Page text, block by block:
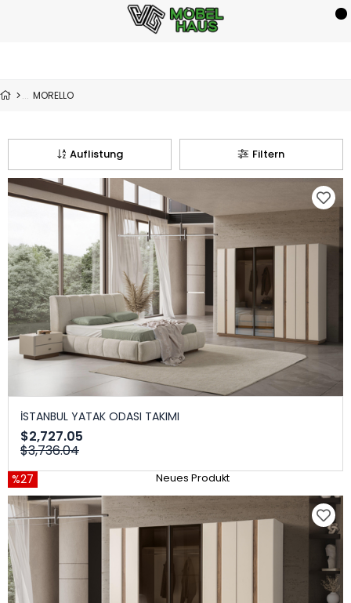
MORELLO
Filtern
Auflistung
İSTANBUL YATAK ODASI TAKIMI
$2,727.05
$3,736.04
%27 Neues Produkt